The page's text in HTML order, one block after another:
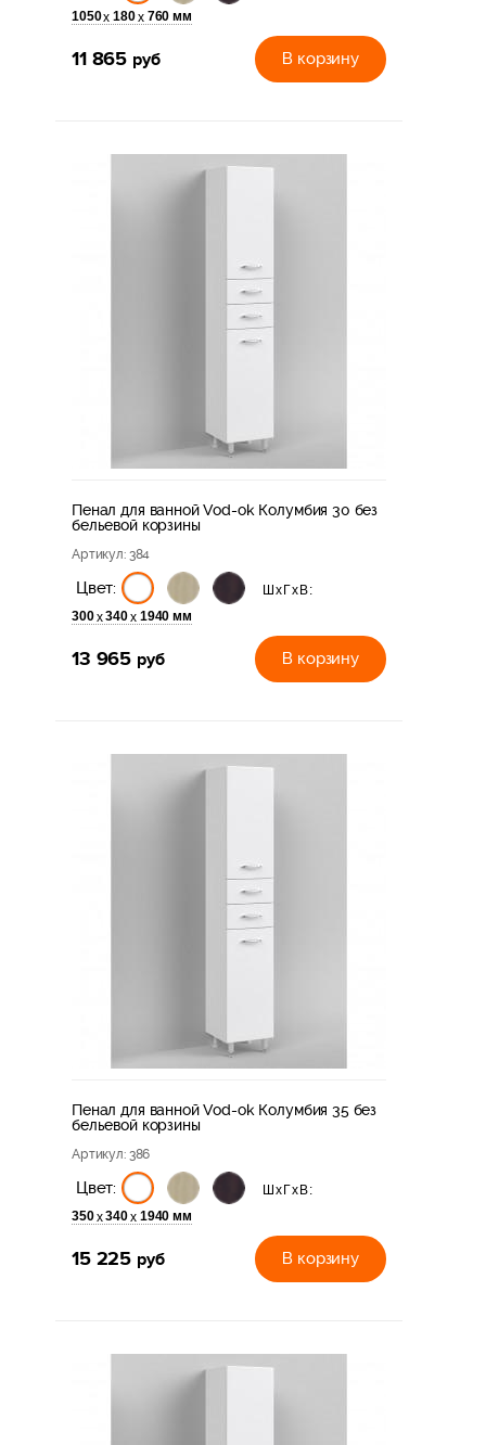
1050х 180х 760 мм
11 865 руб В корзину
Пенал для ванной Vod-ok Колумбия 30 без
бельевой корзины
Артикул: 384
Цвет:
ШхГхВ:
300х 340х 1940 мм
13 965 руб В корзину
Пенал для ванной Vod-ok Колумбия 35 без
бельевой корзины
Артикул: 386
Цвет:
ШхГхВ:
350х 340х 1940 мм
15 225 руб В корзину